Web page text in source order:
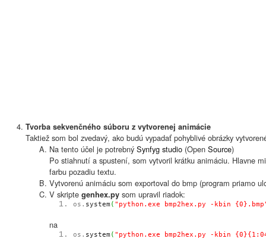
Tvorba sekvenčného súboru z vytvorenej animácie
Taktiež som bol zvedavý, ako budú vypadať pohyblivé obrázky
Na tento účel je potrebný Synfyg studio (Open Source)
Po stiahnutí a spustení, som vytvoril krátku animáciu. Hlavne
farbu pozadiu textu.
Vytvorenú animáciu som exportoval do bmp (program priamo
V skripte genhex.py som upravil riadok:
os. system ( "python.exe bmp2hex.py -kbin
na
os. system ( "python.exe bmp2hex.py -kbin